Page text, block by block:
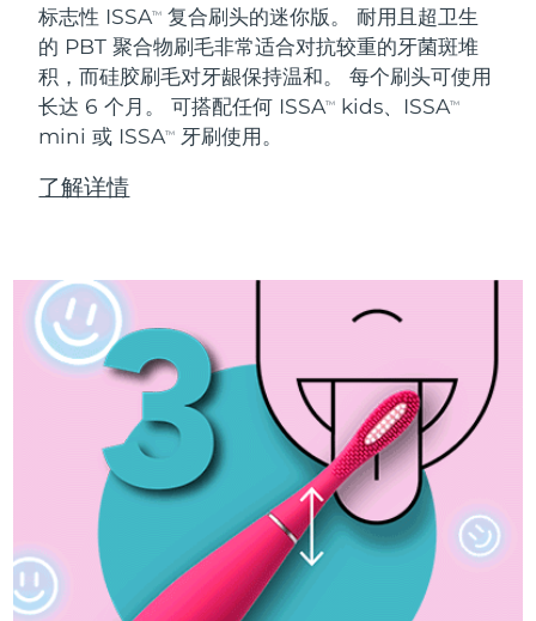
标志性 ISSATM
复合刷头的迷你版。 耐用且超卫生
的 PBT 聚合物刷毛非常适合对抗较重的牙菌斑堆
积，而硅胶刷毛对牙龈保持温和。 每个刷头可使用
长达 6 个月。 可搭配任何 ISSATM kids、ISSATM
mini 或 ISSATM 牙刷使用。
了解详情